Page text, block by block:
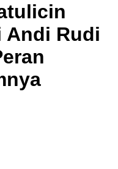
Andi Rudi